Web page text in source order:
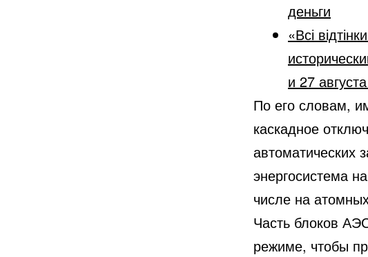
деньги
«Всі
и 27
По его словам,
каскадное
автоматических
энергосистема
числе на
Часть блоков
режиме, чтобы